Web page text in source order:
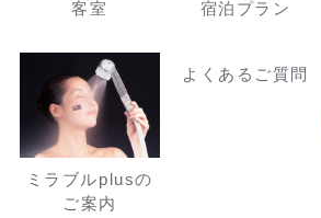
客室 宿泊プラン
ミラブルplusの
ご案内
よくあるご質問